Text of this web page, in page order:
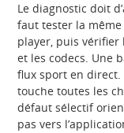
Le diagnostic doit
faut tester la
player, puis vérifier
et les codecs. Une
flux sport en
touche toutes les
défaut sélectif
pas vers